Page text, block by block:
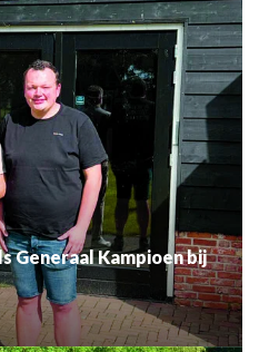
Generaal Kampioen bij